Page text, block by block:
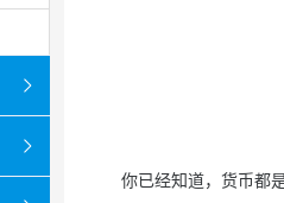
你已经知道，货币都是